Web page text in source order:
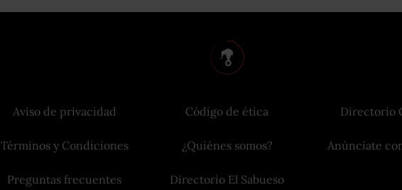
Aviso de privacidad
Términos y Condiciones
Preguntas frecuentes
Código de ética
¿Quiénes somos?
Directorio El Sabueso
Directorio
Anúnciate